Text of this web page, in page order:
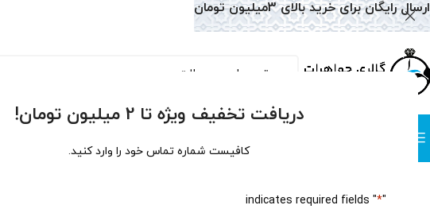
دریافت تخفیف ویژه تا 2 میلیون تومان!
کافیست شماره تماس خود را وارد کنید.
"
*
" indicates required fields
ارسال رایگان برای خرید بالای 3میلیون تومان